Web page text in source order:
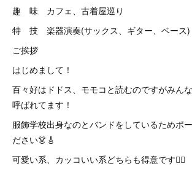
趣 味 カフェ、古着屋巡り
特 技 楽器演奏(サックス、ギター、ベース)
ご挨拶
はじめまして！
百々好はドドス、モモコと読むのですがみん
呼ばれてます！
服飾学校出身なのとバンドをしているためポ
ださい👗🎸
可愛い系、カッコいい系どちらも得意です❤️‍🔥